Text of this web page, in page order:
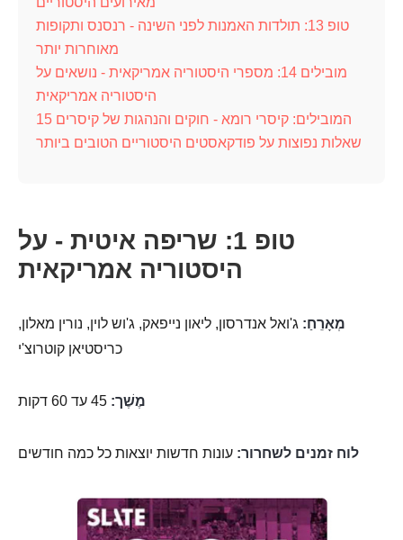
טופ 13: תולדות האמנות לפני השינה - רנסנס ותקופות
מאוחרות יותר
מובילים 14: מספרי היסטוריה אמריקאית - נושאים על
היסטוריה אמריקאית
15 המובילים: קיסרי רומא - חוקים והנהגות של קיסרים
שאלות נפוצות על פודקאסטים היסטוריים הטובים ביותר
טופ 1: שריפה איטית - על
היסטוריה אמריקאית
מְאָרֵחַ: ג'ואל אנדרסון, ליאון נייפאק, ג'וש לוין, נורין מאלון,
כריסטיאן קוטרוצ'י
מֶשֶׁך:
לוח זמנים לשחרור: עונות חדשות יוצאות כל כמה חודשים